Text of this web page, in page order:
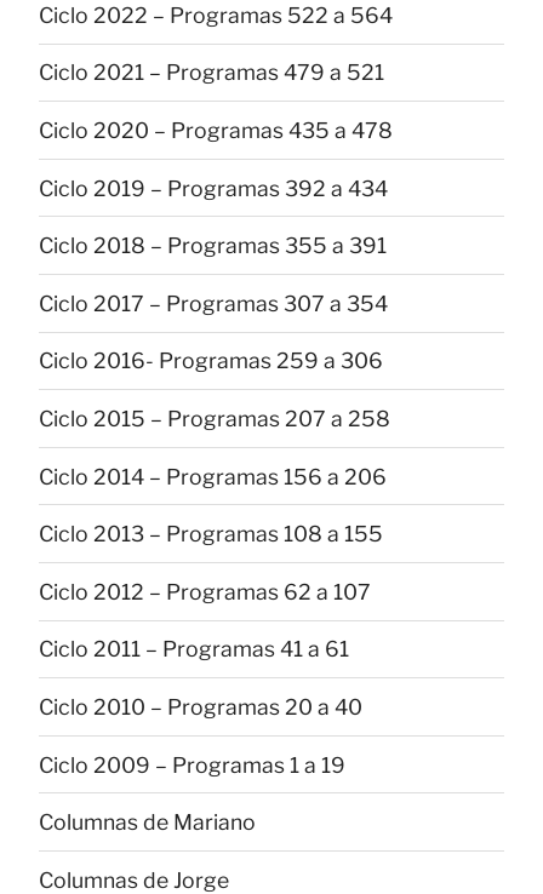
Ciclo 2022 – Programas 522 a 564
Ciclo 2021 – Programas 479 a 521
Ciclo 2020 – Programas 435 a 478
Ciclo 2019 – Programas 392 a 434
Ciclo 2018 – Programas 355 a 391
Ciclo 2017 – Programas 307 a 354
Ciclo 2016- Programas 259 a 306
Ciclo 2015 – Programas 207 a 258
Ciclo 2014 – Programas 156 a 206
Ciclo 2013 – Programas 108 a 155
Ciclo 2012 – Programas 62 a 107
Ciclo 2011 – Programas 41 a 61
Ciclo 2010 – Programas 20 a 40
Ciclo 2009 – Programas 1 a 19
Columnas de Mariano
Columnas de Jorge